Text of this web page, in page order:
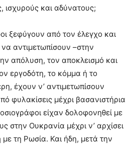
ισχυρούς και αδύνατους;
ξεφύγουν από τον έλεγχο και
αντιμετωπίσουν –στην
απόλυση, τον αποκλεισμό και
εργοδότη, το κόμμα ή το
έχουν ν’ αντιμετωπίσουν
φυλακίσεις μέχρι βασανιστήρια
είχαν δολοφονηθεί με
στην Ουκρανία μέχρι ν’ αρχίσει
τη Ρωσία. Και ήδη, μετά την